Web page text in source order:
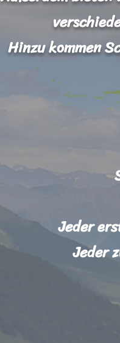
Hinzu kommen
Jeder
Jeder